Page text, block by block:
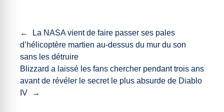
←
La NASA vient de faire passer ses pales
d’hélicoptère martien au-dessus du mur du son
sans les détruire
Blizzard a laissé les fans chercher pendant trois ans
avant de révéler le secret le plus absurde de Diablo
IV
→